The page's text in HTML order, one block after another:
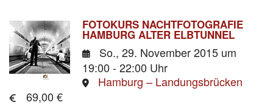
FOTOKURS NACHTFOTOGRAFIE
HAMBURG ALTER ELBTUNNEL
So., 29. November 2015 um
19:00 - 22:00 Uhr
Hamburg – Landungsbrücken
69,00 €